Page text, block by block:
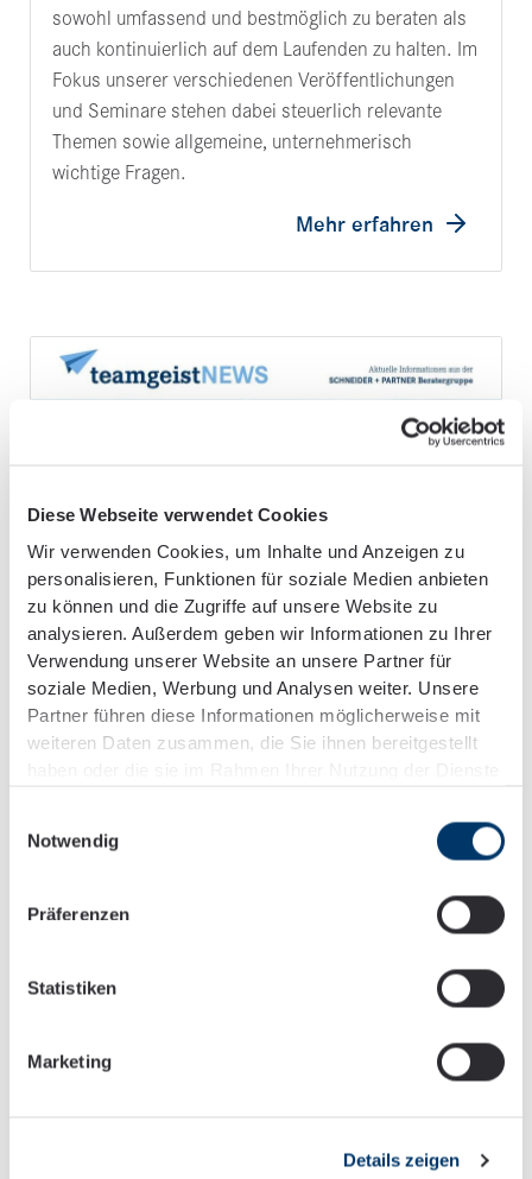
Diese Webseite verwendet Cookies
Wir verwenden Cookies, um Inhalte und Anzeigen zu
personalisieren, Funktionen für soziale Medien anbieten
zu können und die Zugriffe auf unsere Website zu
analysieren. Außerdem geben wir Informationen zu Ihrer
Verwendung unserer Website an unsere Partner für
soziale Medien, Werbung und Analysen weiter. Unsere
Partner führen diese Informationen möglicherweise mit
weiteren Daten zusammen, die Sie ihnen bereitgestellt
Notwendig
Präferenzen
Statistiken
Marketing
Details zeigen
sowohl umfas­send und best­mög­lich zu beraten als
auch konti­nu­ier­lich auf dem Laufenden zu halten. Im
Fokus unserer verschie­denen Veröf­fent­li­chungen
und Semi­nare stehen dabei steu­er­lich rele­vante
Themen sowie allge­meine, unter­neh­me­risch
wich­tige Fragen.
Mehr erfahren
Update
Newsletter
In unseren monatlichenteamgeistNEWSfassen wir
zusammen und liefern Ihnen darüber hinaus auch